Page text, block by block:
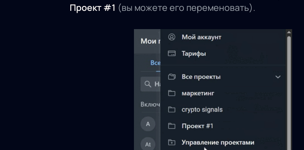
Проект #1 (вы можете его переменовать).